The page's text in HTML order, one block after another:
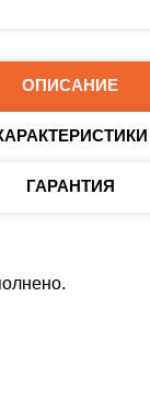
ОПИСАНИЕ
ГАРАНТИЯ